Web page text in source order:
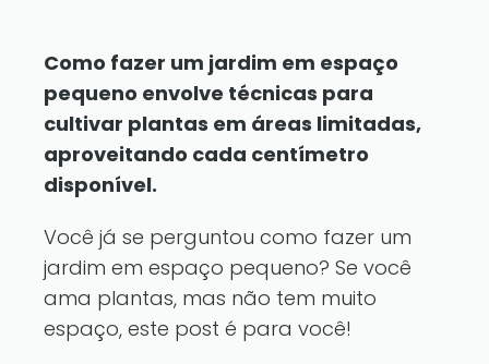
Como fazer um jardim em espaço
pequeno envolve técnicas para
cultivar plantas em áreas limitadas,
aproveitando cada centímetro
disponível.
Você já se perguntou como fazer um
jardim em espaço pequeno? Se você
ama plantas, mas não tem muito
espaço, este post é para você!